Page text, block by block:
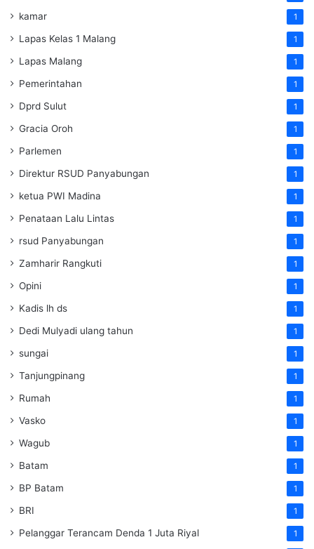
kamar 1
Lapas Kelas 1 Malang 1
Lapas Malang 1
Pemerintahan 1
Dprd Sulut 1
Gracia Oroh 1
Parlemen 1
Direktur RSUD Panyabungan 1
ketua PWI Madina 1
Penataan Lalu Lintas 1
rsud Panyabungan 1
Zamharir Rangkuti 1
Opini 1
Kadis lh ds 1
Dedi Mulyadi ulang tahun 1
sungai 1
Tanjungpinang 1
Rumah 1
Vasko 1
Wagub 1
Batam 1
BP Batam 1
BRI 1
Pelanggar Terancam Denda 1 Juta Riyal 1